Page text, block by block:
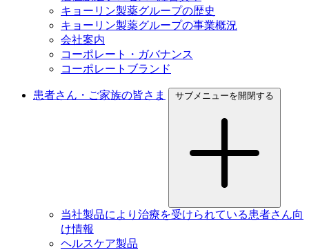
キョーリン製薬グループの歴史
キョーリン製薬グループの事業概況
会社案内
コーポレート・ガバナンス
コーポレートブランド
患者さん・ご家族の皆さま サブメニューを開閉する
当社製品により治療を受けられている患者さん向
け情報
ヘルスケア製品